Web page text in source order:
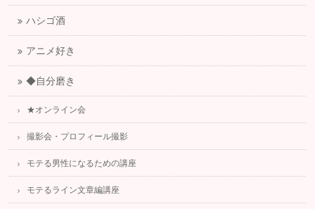
ハシゴ酒
アニメ好き
◆自分磨き
★オンライン会
撮影会・プロフィール撮影
モテる男性になるための講座
モテるライン文章編講座